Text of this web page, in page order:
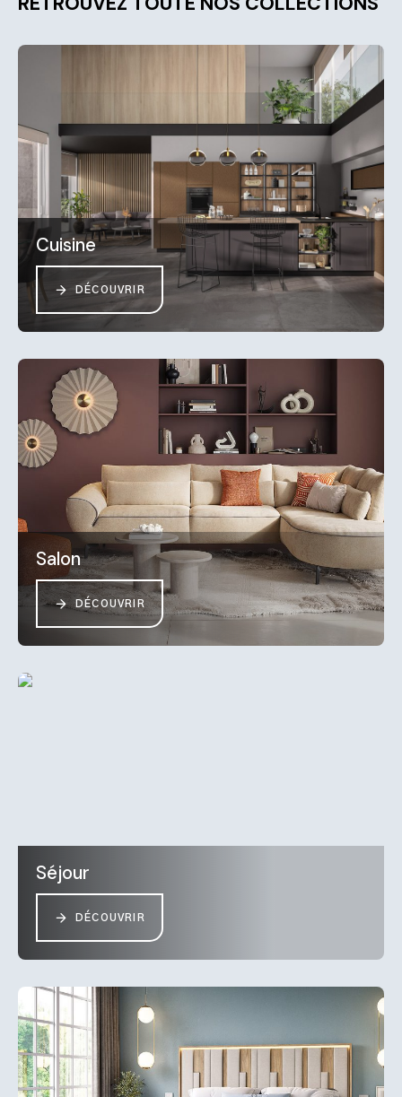
Cuisine
DÉCOUVRIR
Salon
DÉCOUVRIR
Séjour
DÉCOUVRIR